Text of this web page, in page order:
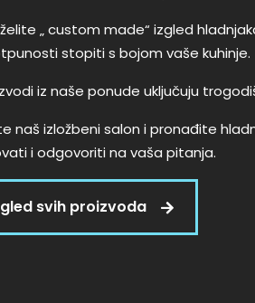
„ custom made“ izgled
stopiti s bojom vaše kuhinje.
iz naše ponude uključuju
naš izložbeni salon i pronađite
i odgovoriti na vaša pitanja.
svih proizvoda